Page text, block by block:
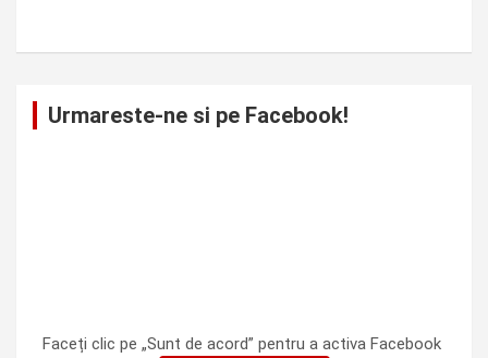
Urmareste-ne si pe Facebook!
Faceți clic pe „Sunt de acord” pentru a activa Facebook